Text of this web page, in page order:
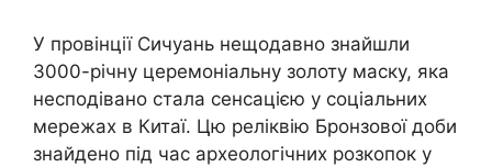
У провінції Сичуань нещодавно знайшли
3000-річну церемоніальну золоту маску, яка
несподівано стала сенсацією у соціальних
мережах в Китаї. Цю реліквію Бронзової доби
знайдено під час археологічних розкопок у